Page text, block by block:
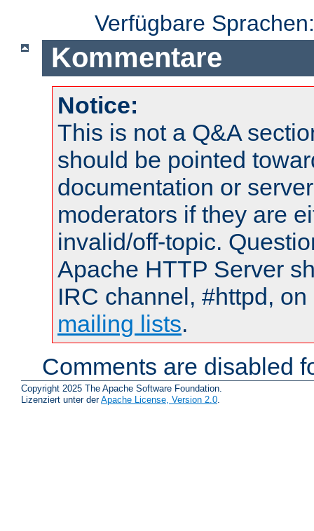
Verfügbare
Kommentare
Notice:
This is not a Q&A
should be pointed
documentation or
moderators if they are
invalid/off-topic.
Apache HTTP Server
IRC channel, #httpd,
mailing lists.
Comments are disabled
Copyright 2025 The Apache Software Foundation.
Lizenziert unter derApache License, Version 2.0